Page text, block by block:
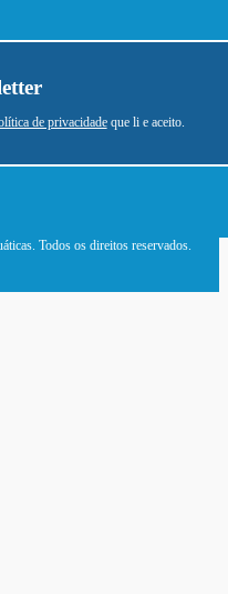
de privacidadeque li e aceito.
Todos os direitos reservados.